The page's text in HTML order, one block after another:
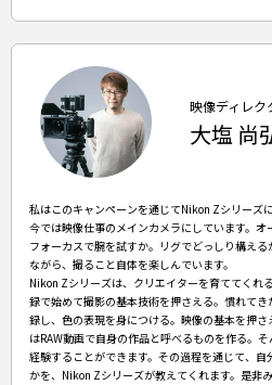
映像ディレク
⼤塩 尚
私はこのキャンペーンを通じてNikon Zシリーズ
今では映像仕事のメインカメラにしています。
フォーカスで腕を試すか。リグでどっしり構え
ながら、撮ること自体を楽しんでいます。
Nikon Zシリーズは、クリエイターを育ててくれ
録で始めて撮影の基本技術を押さえる。慣れて
録し、色の表現を身につける。映像の基本を押
はRAW動画で自身の作品と呼べるものを作る。
経験することができます。その過程を通じて、
かを、Nikon Zシリーズが教えてくれます。是非